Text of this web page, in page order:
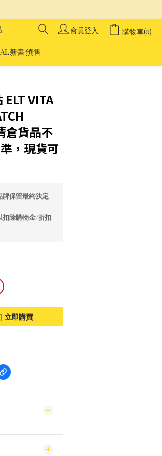
會員登入 購物車(0)
新書預售
ELT VITA
倉貨品不
，現貨可
保留最終決定
扣除購物金/折扣
立即購買